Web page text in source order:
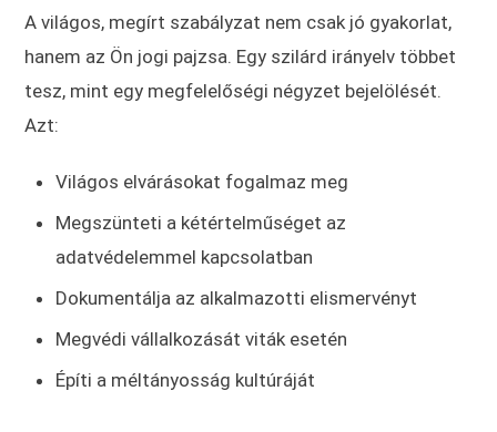
A világos, megírt szabályzat nem csak jó gyakorlat,
hanem az Ön jogi pajzsa. Egy szilárd irányelv többet
tesz, mint egy megfelelőségi négyzet bejelölését.
Azt:
Világos elvárásokat fogalmaz meg
Megszünteti a kétértelműséget az
adatvédelemmel kapcsolatban
Dokumentálja az alkalmazotti elismervényt
Megvédi vállalkozását viták esetén
Építi a méltányosság kultúráját